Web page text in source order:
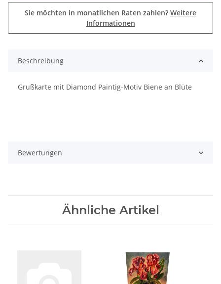
Sie möchten in monatlichen Raten zahlen? Weitere
Informationen
Beschreibung
Grußkarte mit Diamond Paintig-Motiv Biene an Blüte
Bewertungen
Ähnliche Artikel